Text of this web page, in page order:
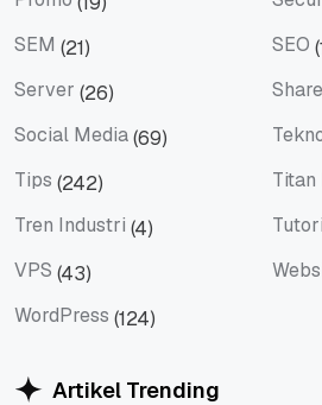
SEM (21) SEO
Server (26)
Social Media(69)
Tips (242)
Tren Industri (4)
VPS (43)
WordPress (124)
Artikel Trending